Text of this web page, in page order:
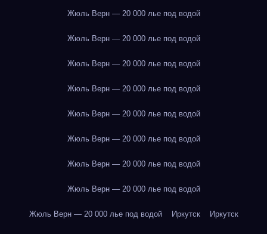
Жюль Верн — 20 000 лье под водой
Жюль Верн — 20 000 лье под водой
Жюль Верн — 20 000 лье под водой
Жюль Верн — 20 000 лье под водой
Жюль Верн — 20 000 лье под водой
Жюль Верн — 20 000 лье под водой
Жюль Верн — 20 000 лье под водой
Жюль Верн — 20 000 лье под водой
Жюль Верн — 20 000 лье под водой Иркутск Иркутск